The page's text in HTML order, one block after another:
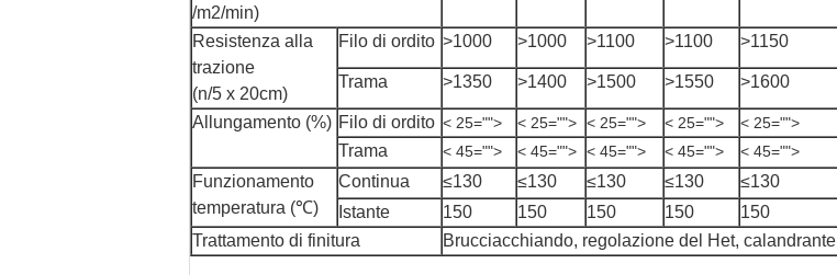
/m2/min)
Resistenza alla
trazione
(n/5 x 20cm)
Filo di ordito >1000 >1000 >1100 >1100 >1150
Trama >1350 >1400 >1500 >1550 >1600
Allungamento (%) Filo di ordito < 25=""> < 25=""> < 25=""> < 25=""> < 25="">
Trama < 45=""> < 45=""> < 45=""> < 45=""> < 45="">
Funzionamento
temperatura (℃)
Continua ≤130 ≤130 ≤130 ≤130
≤130
Istante
150 150 150 150
150
Trattamento di finitura
Brucciacchiando, regolazione del Het, calandrante